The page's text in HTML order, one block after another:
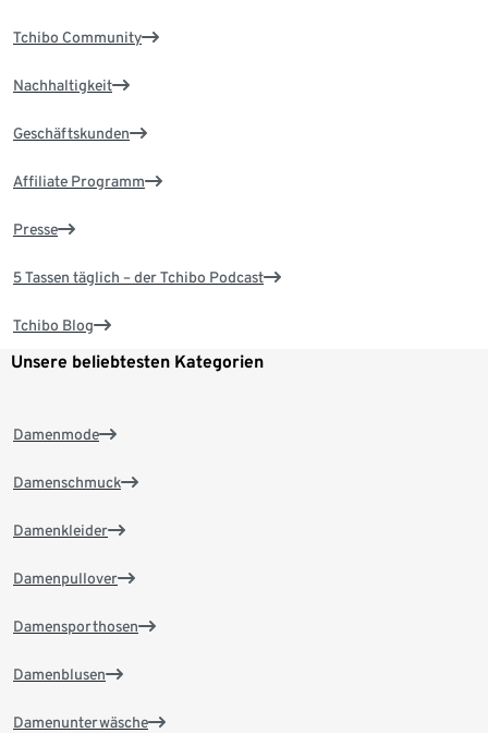
Tchibo Community
Nachhaltigkeit
Geschäftskunden
Affiliate Programm
Presse
5 Tassen täglich – der Tchibo Podcast
Tchibo Blog
Unsere beliebtesten Kategorien
Damenmode
Damenschmuck
Damenkleider
Damenpullover
Damensporthosen
Damenblusen
Damenunterwäsche